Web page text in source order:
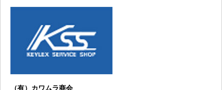
（有）カワムラ商会